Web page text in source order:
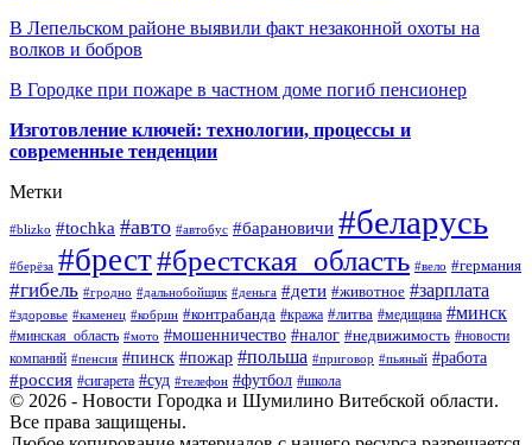
В Лепельском районе выявили факт незаконной охоты на
волков и бобров
В Городке при пожаре в частном доме погиб пенсионер
Изготовление ключей: технологии, процессы и
современные тенденции
Метки
#blizko #tochka #авто #автобус #барановичи #беларусь
#берёза #брест#брестская_область #вело #германия
#гибель #гродно #дальнобойщик #деньга #дети #животное #зарплата
#здоровье #каменец #кобрин #контрабанда #кража #литва #медицина #минск
#минская_область #мото #мошенничество #налог #недвижимость #новости
компаний #пенсия #пинск #пожар #польша #приговор #пьяный #работа
#россия #сигарета #суд #телефон #футбол #школа
© 2026 - Новости Городка и Шумилино Витебской области.
Все права защищены.